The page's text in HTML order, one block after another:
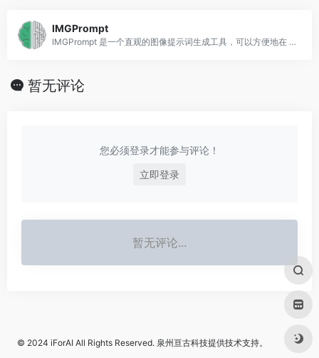
IMGPrompt
IMGPrompt 是一个直观的图像提示词生成工具，可以方便地在 Stable Diffusion 和 Midjourney 的流程中使用
暂无评论
您必须登录才能参与评论！
立即登录
暂无评论...
© 2024 iForAI All Rights Reserved. 泉州亘古科技提供技术支持。